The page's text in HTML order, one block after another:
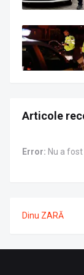
Articole
Error: Nu a
Dinu ZARĂ